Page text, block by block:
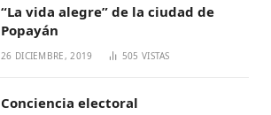
“La vida alegre” de la ciudad de
Popayán
26 DICIEMBRE, 2019 505 VISTAS
Conciencia electoral